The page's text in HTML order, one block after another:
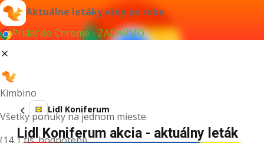
Aktuálne letáky vždy po ruke
Pridať do Chrome - ZADARMO
Kimbino
Všetky ponuky na jednom mieste
(14,1 tis. hodnotení)
Lidl Koniferum
Lidl Koniferum akcia - aktuálny leták